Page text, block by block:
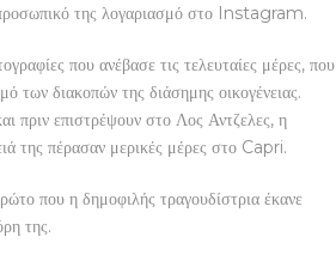
της λογαριασμό στο Instagram.
που ανέβασε τις τελευταίες μέρες, που
των διακοπών της διάσημης οικογένειας.
πριν επιστρέψουν στο Λος Αντζελες, η
της πέρασαν μερικές μέρες στο Capri.
που η δημοφιλής τραγουδίστρια έκανε
της.